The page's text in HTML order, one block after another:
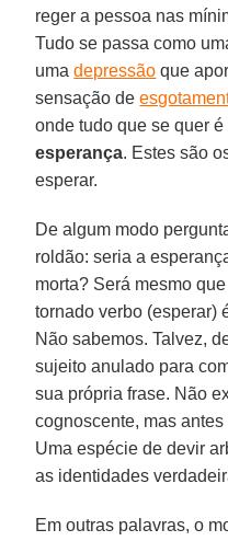
reger a pessoa nas
Tudo se passa como
umadepressão que
sensação de
onde tudo que se quer
esperança. Estes são
esperar.
De algum modo
roldão: seria a
morta? Será mesmo
tornado verbo (esperar)
Não sabemos. Talvez,
sujeito anulado para
sua própria frase. Não
cognoscente, mas
Uma espécie de devir
as identidades
Em outras palavras, o